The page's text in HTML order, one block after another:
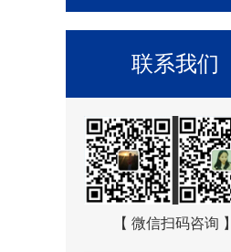
联系我们
【 微信扫码咨询 】